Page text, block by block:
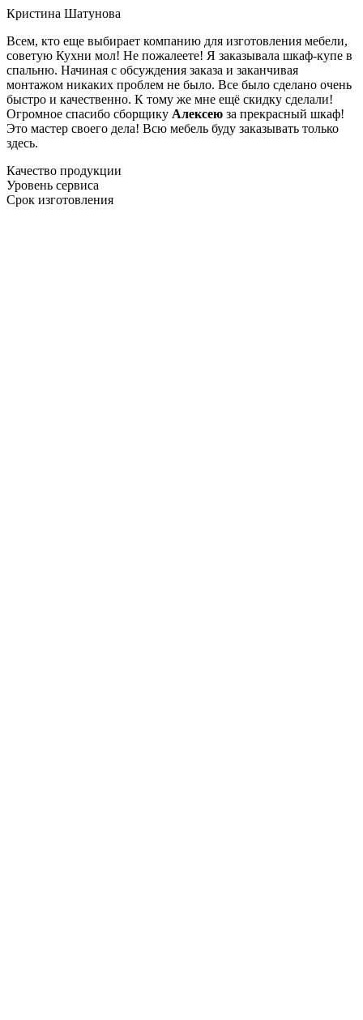
Кристина Шатунова
Всем, кто еще выбирает компанию для изготовления мебели,
советую Кухни мол! Не пожалеете! Я заказывала шкаф-купе в
спальню. Начиная с обсуждения заказа и заканчивая
монтажом никаких проблем не было. Все было сделано очень
быстро и качественно. К тому же мне ещё скидку сделали!
Огромное спасибо сборщику Алексею за прекрасный шкаф!
Это мастер своего дела! Всю мебель буду заказывать только
здесь.
Качество продукции
Уровень сервиса
Срок изготовления